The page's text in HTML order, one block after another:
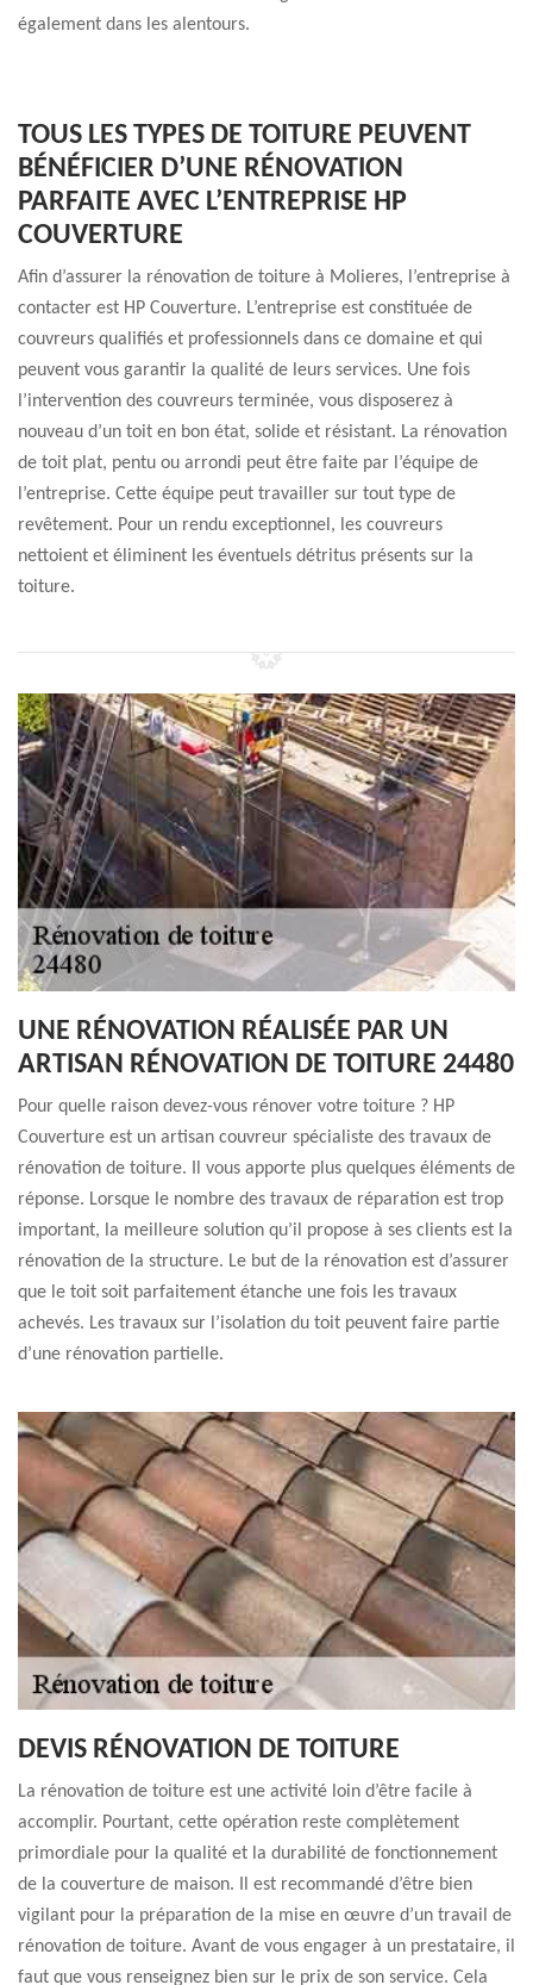
également dans les alentours.
TOUS LES TYPES DE TOITURE PEUVENT
BÉNÉFICIER D’UNE RÉNOVATION
PARFAITE AVEC L’ENTREPRISE HP
COUVERTURE
Afin d’assurer la rénovation de toiture à Molieres, l’entreprise à
contacter est HP Couverture. L’entreprise est constituée de
couvreurs qualifiés et professionnels dans ce domaine et qui
peuvent vous garantir la qualité de leurs services. Une fois
l’intervention des couvreurs terminée, vous disposerez à
nouveau d’un toit en bon état, solide et résistant. La rénovation
de toit plat, pentu ou arrondi peut être faite par l’équipe de
l’entreprise. Cette équipe peut travailler sur tout type de
revêtement. Pour un rendu exceptionnel, les couvreurs
nettoient et éliminent les éventuels détritus présents sur la
toiture.
UNE RÉNOVATION RÉALISÉE PAR UN
ARTISAN RÉNOVATION DE TOITURE 24480
Pour quelle raison devez-vous rénover votre toiture ? HP
Couverture est un artisan couvreur spécialiste des travaux de
rénovation de toiture. Il vous apporte plus quelques éléments de
réponse. Lorsque le nombre des travaux de réparation est trop
important, la meilleure solution qu’il propose à ses clients est la
rénovation de la structure. Le but de la rénovation est d’assurer
que le toit soit parfaitement étanche une fois les travaux
achevés. Les travaux sur l’isolation du toit peuvent faire partie
d’une rénovation partielle.
DEVIS RÉNOVATION DE TOITURE
La rénovation de toiture est une activité loin d’être facile à
accomplir. Pourtant, cette opération reste complètement
primordiale pour la qualité et la durabilité de fonctionnement
de la couverture de maison. Il est recommandé d’être bien
vigilant pour la préparation de la mise en œuvre d’un travail de
rénovation de toiture. Avant de vous engager à un prestataire, il
faut que vous renseignez bien sur le prix de son service. Cela